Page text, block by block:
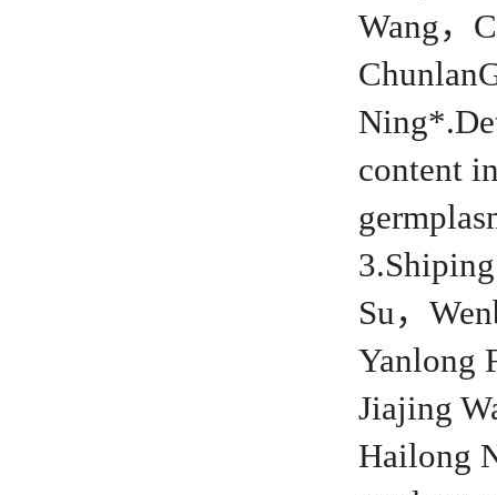
Wang，
content
Su，
Yanlong
Jiajing
Hailong